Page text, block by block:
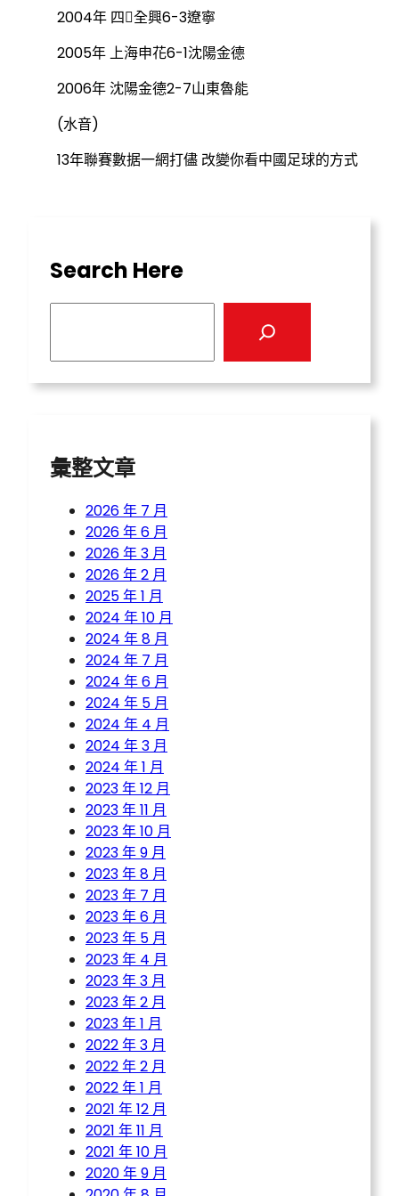
2004年 四全興6-3遼寧
2005年 上海申花6-1沈陽金德
2006年 沈陽金德2-7山東魯能
(水音)
13年聯賽數据一網打儘 改變你看中國足球的方式
Search Here
彙整文章
2026 年 7 月
2026 年 6 月
2026 年 3 月
2026 年 2 月
2025 年 1 月
2024 年 10 月
2024 年 8 月
2024 年 7 月
2024 年 6 月
2024 年 5 月
2024 年 4 月
2024 年 3 月
2024 年 1 月
2023 年 12 月
2023 年 11 月
2023 年 10 月
2023 年 9 月
2023 年 8 月
2023 年 7 月
2023 年 6 月
2023 年 5 月
2023 年 4 月
2023 年 3 月
2023 年 2 月
2023 年 1 月
2022 年 3 月
2022 年 2 月
2022 年 1 月
2021 年 12 月
2021 年 11 月
2021 年 10 月
2020 年 9 月